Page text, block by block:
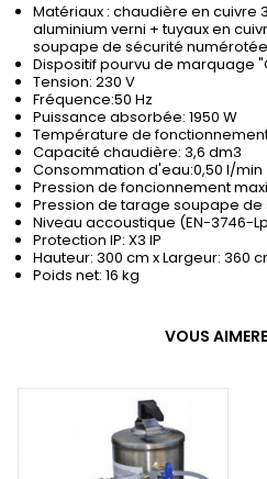
Matériaux : chaudière en cuivre
aluminium verni + tuyaux en
soupape de sécurité
Dispositif pourvu de marquage
Tension: 230 V
Fréquence:50 Hz
Puissance absorbée: 1950 W
Température de fonctionnement
Capacité chaudière: 3,6 dm3
Consommation d'eau:0,50 l/min
Pression de foncionnement
Pression de tarage soupape de
Niveau accoustique (EN-3746-
Protection IP: X3 IP
Hauteur: 300 cm x Largeur: 360
Poids net: 16 kg
VOUS